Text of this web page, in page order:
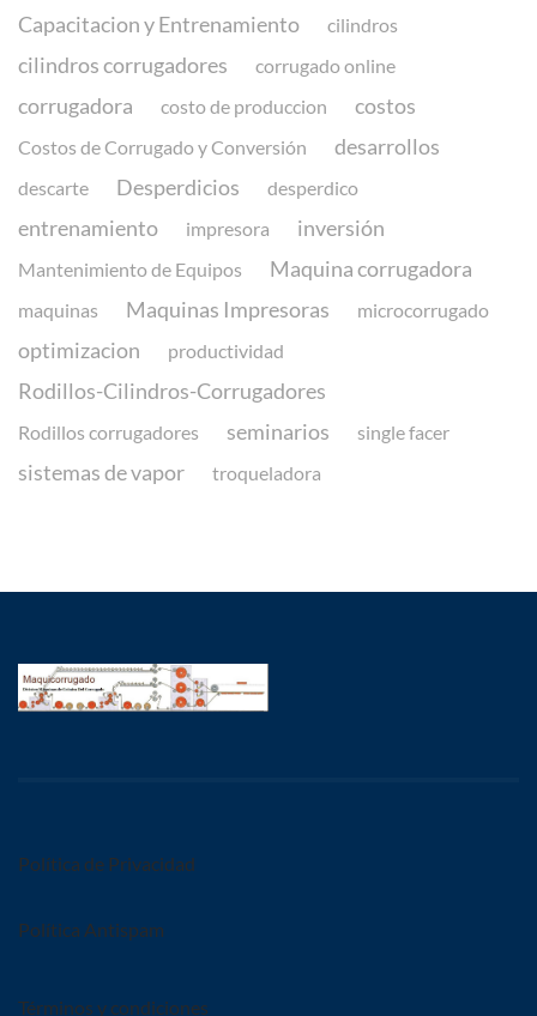
Capacitacion y Entrenamiento cilindros
cilindros corrugadores corrugado online
corrugadora costo de produccion costos
Costos de Corrugado y Conversión desarrollos
descarte Desperdicios desperdico
entrenamiento impresora inversión
Mantenimiento de Equipos Maquina corrugadora
maquinas Maquinas Impresoras microcorrugado
optimizacion productividad
Rodillos-Cilindros-Corrugadores
Rodillos corrugadores seminarios single facer
sistemas de vapor troqueladora
Política de Privacidad
Política Antispam
Términos y condiciones